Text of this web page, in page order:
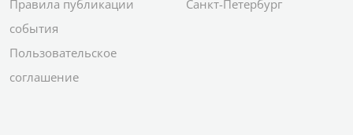
Правила публикации
события
Пользовательское
соглашение
Санкт-Петербург